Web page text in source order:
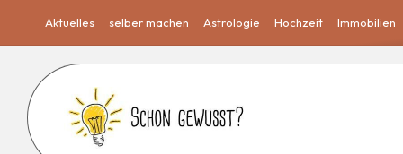
Aktuelles selber machen Astrologie Hochzeit Immobilien